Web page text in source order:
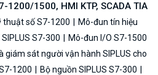
1200/1500, HMI KTP, SCADA TIA
thuật số S7-1200
Mô-đun tín hiệu
S7-300
Mô-đun I/O S7-1500
giám sát người vận hành SIPLUS cho
1200
Bộ nguồn SIPLUS S7-300